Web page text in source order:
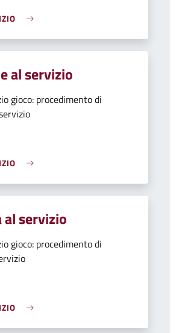
al servizio
gioco: procedimento di
al servizio
gioco: procedimento di